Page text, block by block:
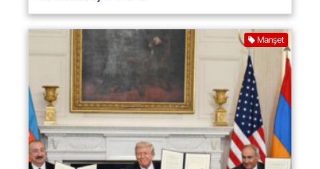
Manşet